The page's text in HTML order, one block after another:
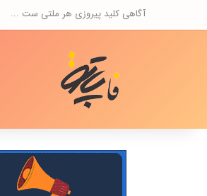
آگاهی کلید پیروزی هر ملتی ست ...